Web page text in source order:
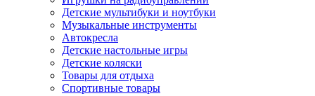
Детские мультибуки и ноутбуки
Музыкальные инструменты
Автокресла
Детские настольные игры
Детские коляски
Товары для отдыха
Спортивные товары